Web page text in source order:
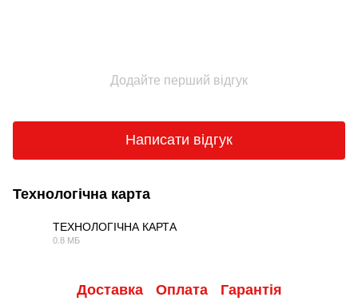
Додайте перший відгук
Написати відгук
Технологічна карта
ТЕХНОЛОГІЧНА КАРТА
0.8 МБ
Доставка Оплата Гарантія